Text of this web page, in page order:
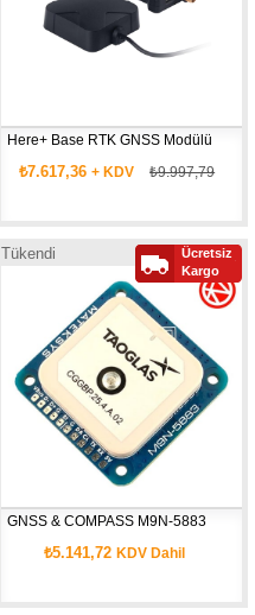
Here+ Base RTK GNSS Modülü
₺7.617,36+ KDV ₺9.997,79
Tükendi
GNSS & COMPASS M9N-5883
₺5.141,72 KDV Dahil
Ücretsiz
Kargo